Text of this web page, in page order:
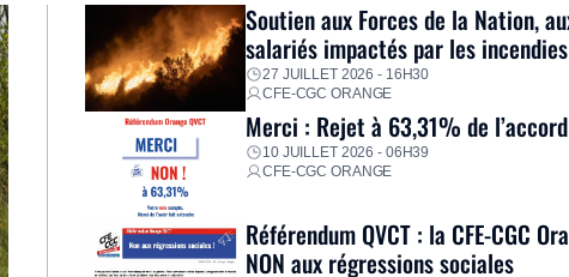
Soutien aux Forces de la Nation,
salariés impactés par les incendies
27 JUILLET 2026 - 16H30
CFE-CGC ORANGE
Merci : Rejet à 63,31% de
10 JUILLET 2026 - 06H39
CFE-CGC ORANGE
Référendum QVCT : la CFE-CGC
NON aux régressions sociales